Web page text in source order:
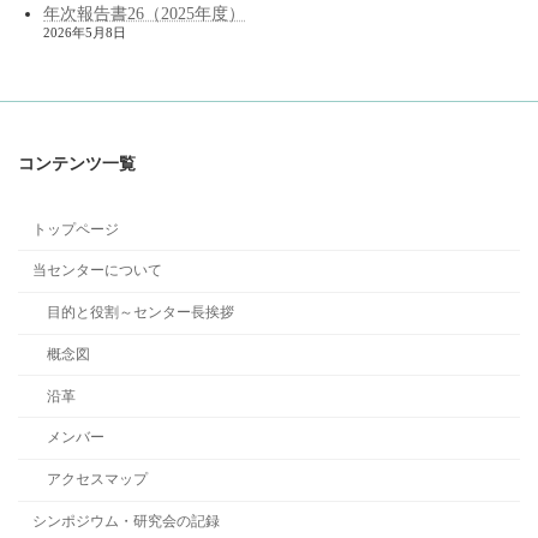
年次報告書26（2025年度）
2026年5月8日
コンテンツ一覧
トップページ
当センターについて
目的と役割～センター長挨拶
概念図
沿革
メンバー
アクセスマップ
シンポジウム・研究会の記録